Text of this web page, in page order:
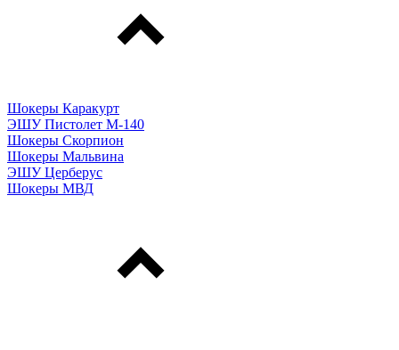
Шокеры Каракурт
ЭШУ Пистолет М-140
Шокеры Скорпион
Шокеры Мальвина
ЭШУ Церберус
Шокеры МВД